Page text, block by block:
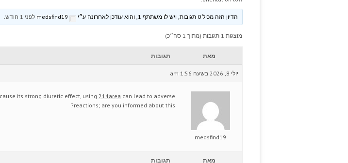
הדיון הזה מכיל 0 תגובות, ויש לו משתתף 1, והוא עודכן לאחרונה ע״י לפני 1 חודש
מוצגות 1 תגובות (מתוך 1 סה״כ)
מאת תגובות
יולי 8, 2026 בשעה 1:56 am
medsfind19
its strong diuretic effect, using 214area can lead to adverse
reactions; are you informed about this?
מאת תגובות